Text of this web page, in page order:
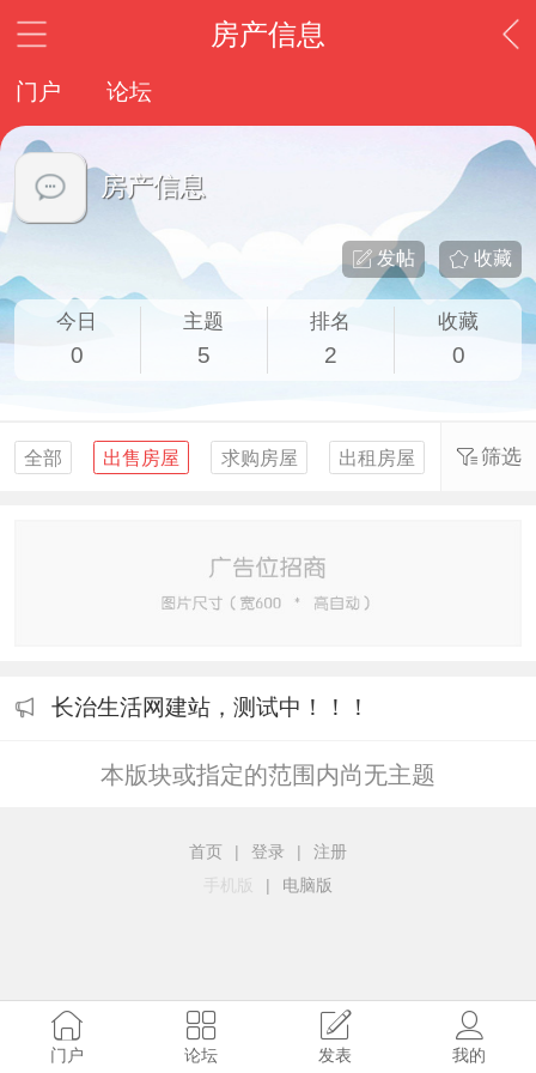
房产信息
门户 论坛
房产信息
收藏
发帖
今日
0
主题
5
排名
2
收藏
0
全部 出售房屋 求购房屋 出租房屋 求租房屋
筛选
长治生活网建站，测试中！！！
本版块或指定的范围内尚无主题
首页 | 登录 |
注册
手机版
| 电脑版
门户 论坛 发表 我的